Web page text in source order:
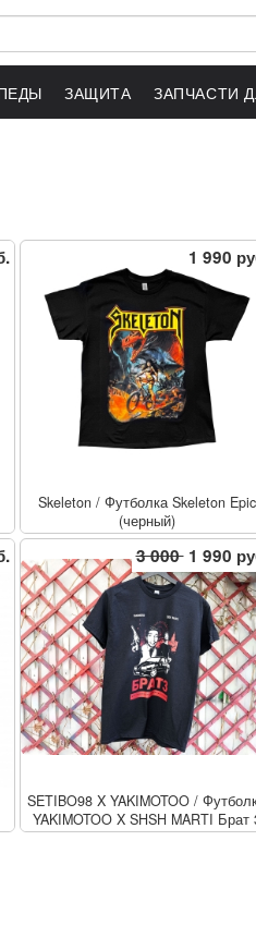
ЗАЩИТА ЗАПЧАСТИ
1 990
Skeleton/ Футболка Skeleton Epic
(черный)
3 0001 990
SETIBO98 X YAKIMOTOO /
YAKIMOTOO X SHSH MARTI Брат
(чёрный)